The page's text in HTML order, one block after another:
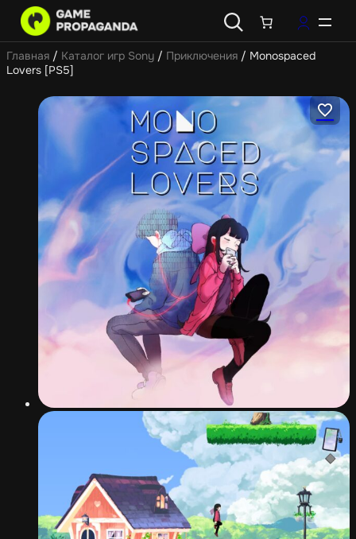
Главная / Каталог игр Sony / Приключения / Monospaced
Lovers [PS5]